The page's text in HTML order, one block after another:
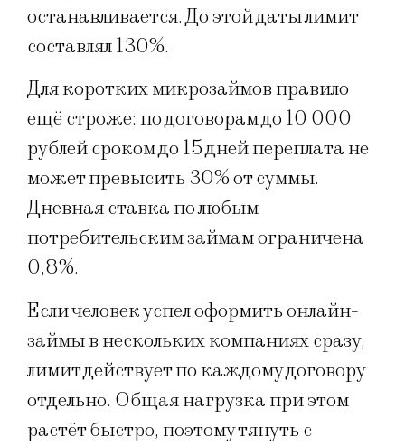
останавливается. До этой даты лимит
составлял 130%.
Для коротких микрозаймов правило
ещё строже: по договорам до 10 000
рублей сроком до 15 дней переплата не
может превысить 30% от суммы.
Дневная ставка по любым
потребительским займам ограничена
0,8%.
Если человек успел оформить онлайн-
займы в нескольких компаниях сразу,
лимит действует по каждому договору
отдельно. Общая нагрузка при этом
растёт быстро, поэтому тянуть с